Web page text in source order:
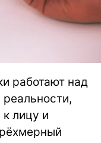
работают над
лицу и